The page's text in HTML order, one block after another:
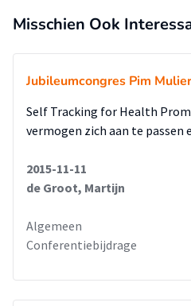
Misschien Ook
Jubileumcongres Pim Mulier
Self Tracking for Health
vermogen zich aan te passen
2015-11-11
de Groot, Martijn
Algemeen
Conferentiebijdrage